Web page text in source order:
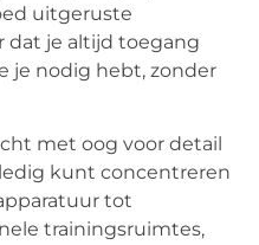
uitgeruste
dat je altijd toegang
je nodig hebt, zonder
met oog voor detail
kunt concentreren
tot
trainingsruimtes,